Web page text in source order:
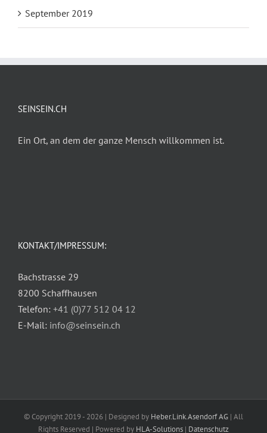
September 2019
SEINSEIN.CH
Ein Ort, an dem der ganze Mensch willkommen ist.
KONTAKT/IMPRESSUM:
Bachstrasse 29
8200 Schaffhausen
Telefon: +41 (0)77 512 04 12
E-Mail: info@seinsein.ch
© Copyright 2019 - 2026 | Designed by Heber.Link.Asendorf AG | All
Rights Reserved | Powered by HLA-Solutions | Datenschutz